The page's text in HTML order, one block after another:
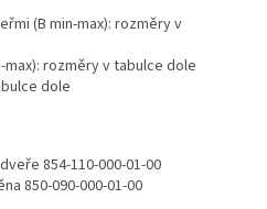
(B min-max): rozměry v
max): rozměry v tabulce dole
dole
854-110-000-01-00
850-090-000-01-00